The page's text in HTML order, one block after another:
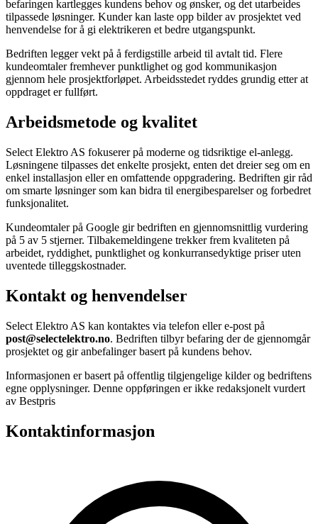
befaringen kartlegges kundens behov og ønsker, og det utarbeides
tilpassede løsninger. Kunder kan laste opp bilder av prosjektet ved
henvendelse for å gi elektrikeren et bedre utgangspunkt.
Bedriften legger vekt på å ferdigstille arbeid til avtalt tid. Flere
kundeomtaler fremhever punktlighet og god kommunikasjon
gjennom hele prosjektforløpet. Arbeidsstedet ryddes grundig etter at
oppdraget er fullført.
Arbeidsmetode og kvalitet
Select Elektro AS fokuserer på moderne og tidsriktige el-anlegg.
Løsningene tilpasses det enkelte prosjekt, enten det dreier seg om en
enkel installasjon eller en omfattende oppgradering. Bedriften gir råd
om smarte løsninger som kan bidra til energibesparelser og forbedret
funksjonalitet.
Kundeomtaler på Google gir bedriften en gjennomsnittlig vurdering
på 5 av 5 stjerner. Tilbakemeldingene trekker frem kvaliteten på
arbeidet, ryddighet, punktlighet og konkurransedyktige priser uten
uventede tilleggskostnader.
Kontakt og henvendelser
Select Elektro AS kan kontaktes via telefon eller e-post på
post@selectelektro.no. Bedriften tilbyr befaring der de gjennomgår
prosjektet og gir anbefalinger basert på kundens behov.
Informasjonen er basert på offentlig tilgjengelige kilder og bedriftens
egne opplysninger. Denne oppføringen er ikke redaksjonelt vurdert
av Bestpris
Kontaktinformasjon